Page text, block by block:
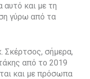
και με τη
γύρω από τα
Σκέρτσος, σήμερα,
από το 2019
και με πρόσωπα